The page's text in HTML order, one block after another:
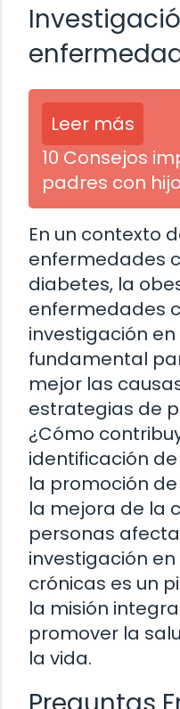
Leer más
10 Consejos
padres con
En un contexto
enfermedades
diabetes, la
enfermedades
investigación
fundamental
mejor las
estrategias de
¿Cómo
identificación
la promoción
la mejora de la
personas
investigación
crónicas es un
la misión
promover la
la vida.